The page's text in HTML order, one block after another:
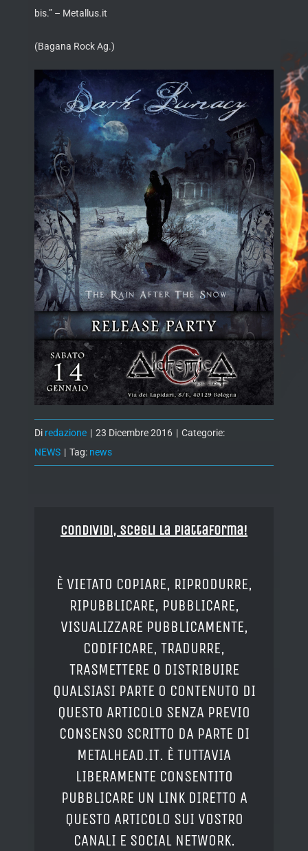
bis.” – Metallus.it
(Bagana Rock Ag.)
Di redazione | 23 Dicembre 2016 | Categorie:
NEWS | Tag: news
Condividi, Scegli la piattaforma!
È VIETATO COPIARE, RIPRODURRE,
RIPUBBLICARE, PUBBLICARE,
VISUALIZZARE PUBBLICAMENTE,
CODIFICARE, TRADURRE,
TRASMETTERE O DISTRIBUIRE
QUALSIASI PARTE O CONTENUTO DI
QUESTO ARTICOLO SENZA PREVIO
CONSENSO SCRITTO DA PARTE DI
METALHEAD.IT. È TUTTAVIA
LIBERAMENTE CONSENTITO
PUBBLICARE UN LINK DIRETTO A
QUESTO ARTICOLO SUI VOSTRO
CANALI E SOCIAL NETWORK.